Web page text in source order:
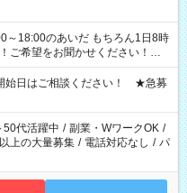
～18:00のあいだ もちろん1日8時
ご希望をお聞かせください！★
合も遠慮なくご相談ください。
要です
始日はご相談ください！ ★急募
50代活躍中 / 副業・WワークOK /
上の大量募集 / 電話対応なし / パ